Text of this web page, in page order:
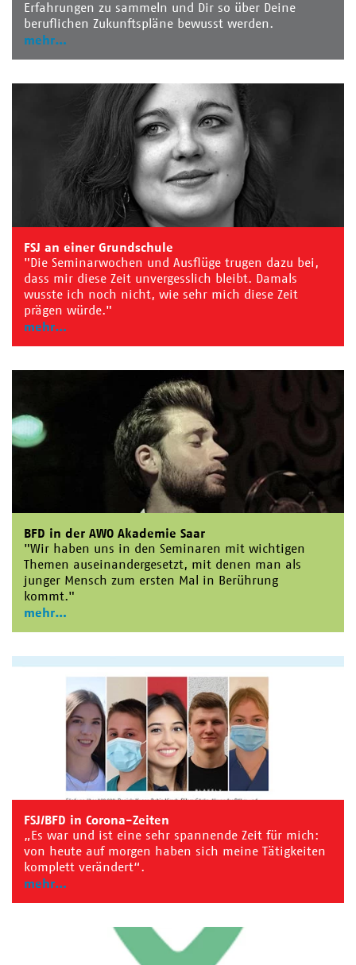
Erfahrungen zu sammeln und Dir so über Deine
beruflichen Zukunftspläne bewusst werden.
mehr
FSJ an einer Grundschule
"Die Seminarwochen und Ausflüge trugen dazu bei,
dass mir diese Zeit unvergesslich bleibt. Damals
wusste ich noch nicht, wie sehr mich diese Zeit
prägen würde."
mehr
BFD in der AWO Akademie Saar
"Wir haben uns in den Seminaren mit wichtigen
Themen auseinandergesetzt, mit denen man als
junger Mensch zum ersten Mal in Berührung
kommt."
mehr
FSJ/BFD in Corona-Zeiten
„Es war und ist eine sehr spannende Zeit für mich:
von heute auf morgen haben sich meine Tätigkeiten
komplett verändert“.
mehr